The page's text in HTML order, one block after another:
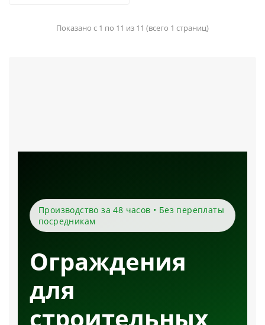
Показано с 1 по 11 из 11 (всего 1 страниц)
Производство за 48 часов • Без переплаты
посредникам
Ограждения
для
строительных